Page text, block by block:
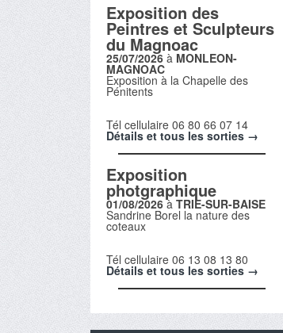
Exposition des
Peintres et Sculpteurs
du Magnoac
25/07/2026 à MONLEON-
MAGNOAC
Exposition à la Chapelle des
Pénitents
Tél cellulaire 06 80 66 07 14
Détails et tous les sorties →
Exposition
photgraphique
01/08/2026à TRIE-SUR-BAISE
Sandrine Borel la nature des
coteaux
Tél cellulaire 06 13 08 13 80
Détails et tous les sorties →